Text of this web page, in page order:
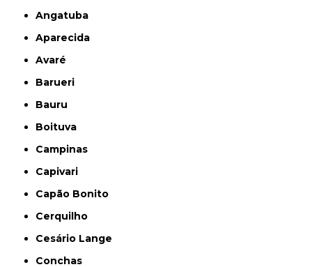
Angatuba
Aparecida
Avaré
Barueri
Bauru
Boituva
Campinas
Capivari
Capão Bonito
Cerquilho
Cesário Lange
Conchas